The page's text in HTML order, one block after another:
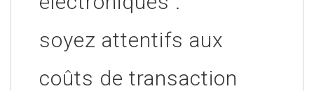
soyez attentifs aux
coûts de transaction